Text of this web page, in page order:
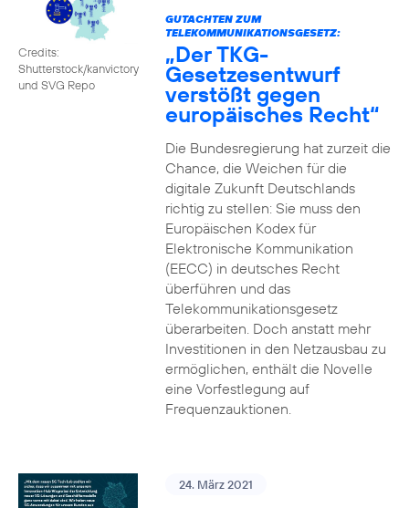
Credits:
Shutterstock/kanvictory
und SVG Repo
GUTACHTEN ZUM
TELEKOMMUNIKATIONSGESETZ:
„Der TKG-
Gesetzesentwurf
verstößt gegen
europäisches Recht“
Die Bundesregierung hat zurzeit die
Chance, die Weichen für die
digitale Zukunft Deutschlands
richtig zu stellen: Sie muss den
Europäischen Kodex für
Elektronische Kommunikation
(EECC) in deutsches Recht
überführen und das
Telekommunikationsgesetz
überarbeiten. Doch anstatt mehr
Investitionen in den Netzausbau zu
ermöglichen, enthält die Novelle
eine Vorfestlegung auf
Frequenzauktionen.
24. März 2021